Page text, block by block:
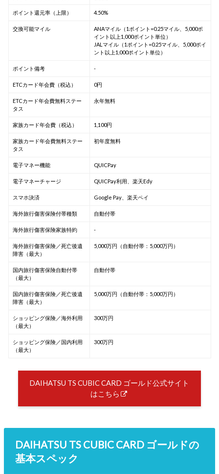
ポイント還元率（上限） 4.50%
交換可能マイル
ANAマイル（1ポイント=0.25マイル、5,000ポ
イント以上1,000ポイント単位）
JALマイル（1ポイント=0.25マイル、5,000ポイ
ント以上1,000ポイント単位）
ポイント備考 -
ETCカード年会費（税込） 0円
ETCカード年会費無料ステー
タス
永年無料
家族カード年会費（税込） 1,100円
家族カード年会費無料ステー
タス
初年度無料
電子マネー機能 QUICPay
電子マネーチャージ QUICPay利用、楽天Edy
スマホ決済 Google Pay、楽天ペイ
海外旅行傷害保険付帯種類 自動付帯
海外旅行傷害保険家族特約 -
海外旅行傷害保険／死亡後遺
障害（最大）
5,000万円（自動付帯：5,000万円）
国内旅行傷害保険自動付帯
（最大）
自動付帯
国内旅行傷害保険／死亡後遺
障害（最大）
5,000万円（自動付帯：5,000万円）
ショッピング保険／海外利用
（最大）
300万円
ショッピング保険／国内利用
（最大）
300万円
DAIHATSU TS CUBIC CARD ゴールド公式サイト
はこちら
DAIHATSU TS CUBIC CARD ゴールドの
基本スペック